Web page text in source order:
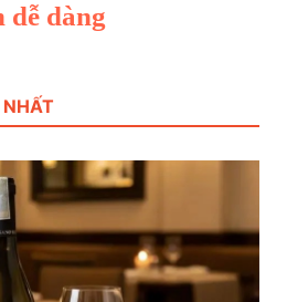
dễ dàng